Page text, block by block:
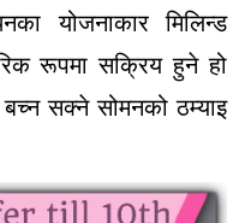
योजनाकार मिलिन्ड
रूपमा सक्रिय हुने हो
सक्ने सोमनको ठम्याइ